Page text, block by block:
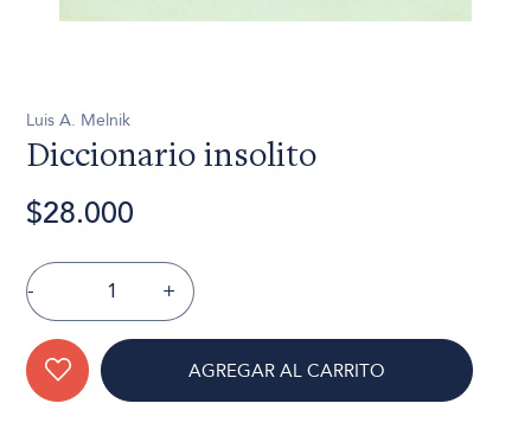
Luis A. Melnik
Diccionario insolito
$28.000
- +
AGREGAR AL CARRITO